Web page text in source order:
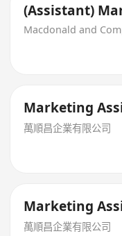
(Assistant)
Macdonald and
Marketing
萬順昌企業有限公司
Marketing
萬順昌企業有限公司